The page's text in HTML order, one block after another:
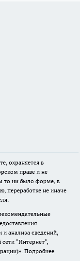
охраняется в
праве и не
то ни было форме, в
переработке не иначе
анализа сведений,
сети "Интернет",
Подробнее